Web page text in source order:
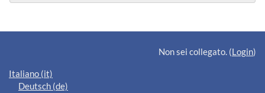
Blocchi supplementari
Non sei collegato. (Login)
Italiano ‎(it)‎
Deutsch ‎(de)‎